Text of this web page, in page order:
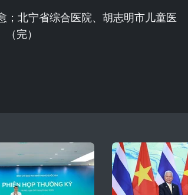
；北宁省综合医院、胡志明市儿童医
完）